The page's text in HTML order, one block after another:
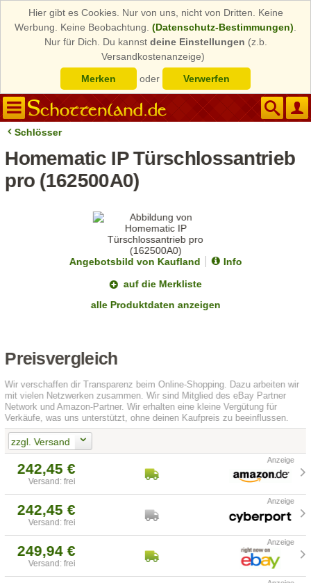
Hier gibt es Cookies. Nur von uns, nicht von Dritten. Keine
Werbung. Keine Beobachtung. (Datenschutz-Bestimmungen)
Nur für Dich. Du kannst deine Einstellungen (z.b.
Versandkostenanzeige)
Merken
oder Verwerfen
Schlösser
Homematic IP Türschlossantrieb
pro (162500A0)
Angebotsbild von Kaufland
Info
auf die Merkliste
alle Produktdaten anzeigen
Preisvergleich
Wir verschaffen dir Transparenz beim Online-Shopping. Dazu arbeiten wir
mit vielen Netzwerken zusammen. Wir sind Mitglied des eBay Partner
Network und Amazon-Partner. Wir erhalten eine kleine Vergütung für
Verkäufe, was uns unterstützt, ohne deinen Kaufpreis zu beeinflussen.
zzgl. Versand
242,45 €
Versand: frei
242,45 €
Versand: frei
249,94 €
Versand: frei